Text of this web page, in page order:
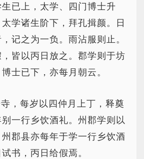
已上，太学、四门博士升
学诸生阶下，拜孔揖颜。日
记之为一负。雨沾服则止。
皆以丙日放之。郡学则于坊
士已下，亦每月朝云。
，每岁以四仲月上丁，释奠
一行乡饮酒礼。州郡学则以
郡县亦每年于学一行乡饮酒
书，丙日给假焉。